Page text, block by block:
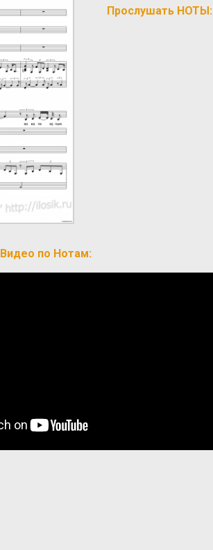
Видео по Нотам:
Прослушать НОТЫ: